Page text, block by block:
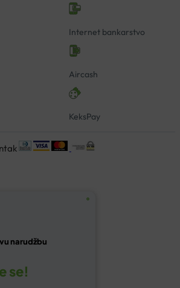
Internet bankarstvo
Aircash
KeksPay
narudžbu
se!